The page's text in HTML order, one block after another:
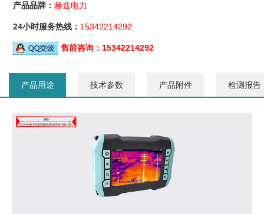
产品品牌：赫兹电力
24小时服务热线： 15342214292
售前咨询： 15342214292
产品用途 技术参数 产品附件 检测报告